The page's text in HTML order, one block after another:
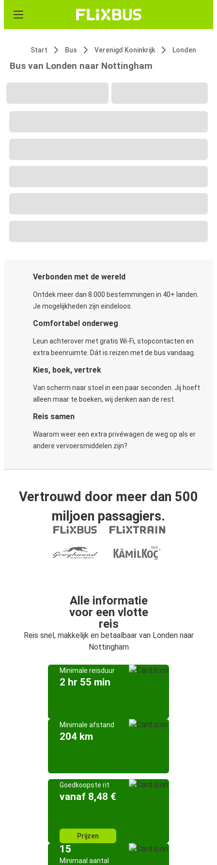
Start Bus Verenigd Koninkrijk Londen
Bus van Londen naar Nottingham
Verbonden met de wereld
Ontdek meer dan 8.000 bestemmingen in 40+ landen.
Je mogelijkheden zijn eindeloos.
Comfortabel onderweg
Leun achterover met gratis Wi-Fi, stopcontacten en
extra beenruimte. Dát is reizen met de bus vandaag.
Kies, boek, vertrek
Van scherm naar stoel in een paar seconden. Jij hoeft
alleen maar te boeken, wij denken aan de rest.
Reis samen
Waarom weer een extra privéwagen de weg op als er
andere vervoersmiddelen zijn?
Vertrouwd door meer dan 500
miljoen passagiers.
Alle informatie
voor een vlotte
reis
Reis snel, makkelijk en betaalbaar van Londen naar
Nottingham
Minimale reisduur
2 hr 55 min
Minimale afstand
204 km
Goedkoopste rit
vanaf 8,48 €
Prijzen
15
Minimaal aantal